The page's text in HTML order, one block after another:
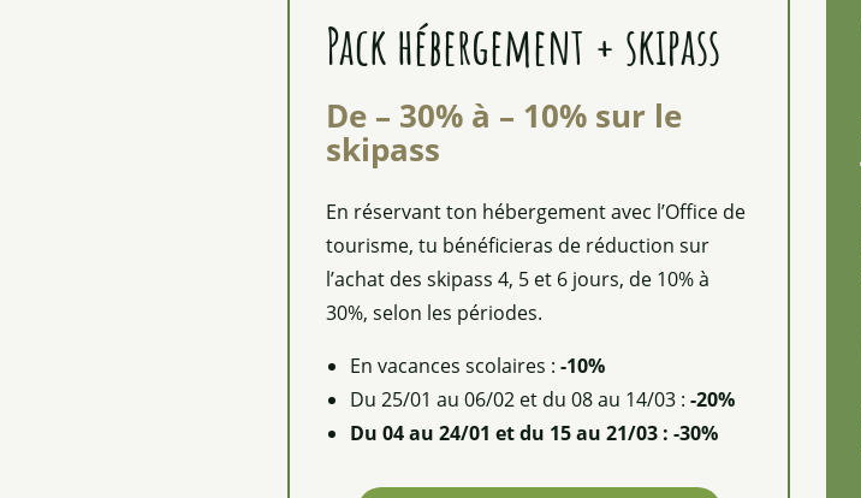
Pack hébergement + skipass
De – 30% à – 10% sur le
skipass
En réservant ton hébergement avec l’Office de
tourisme, tu bénéficieras de réduction sur
l’achat des skipass 4, 5 et 6 jours, de 10% à
30%, selon les périodes.
En vacances scolaires : -10%
Du 25/01 au 06/02 et du 08 au 14/03 : -20%
Du 04 au 24/01 et du 15 au 21/03 : -30%